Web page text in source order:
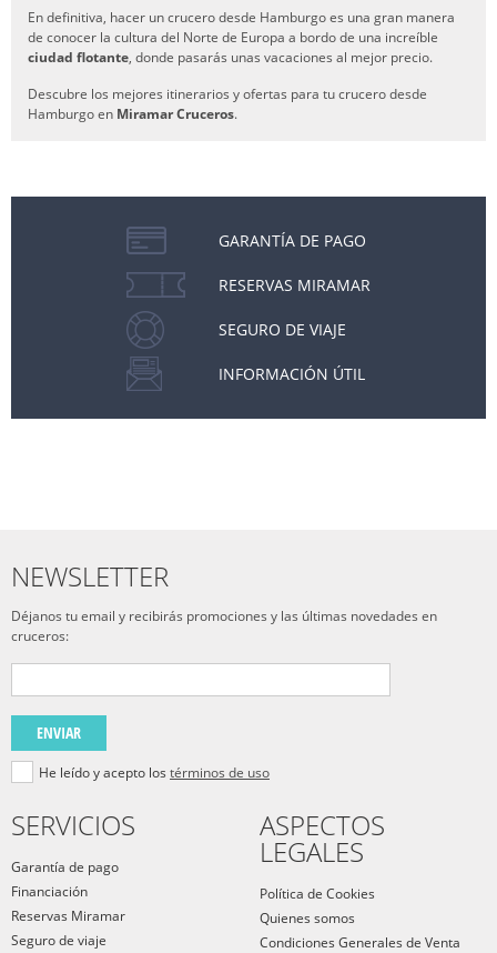
En definitiva, hacer un crucero desde Hamburgo es una gran manera
de conocer la cultura del Norte de Europa a bordo de una increíble
ciudad flotante, donde pasarás unas vacaciones al mejor precio.
Descubre los mejores itinerarios y ofertas para tu crucero desde
Hamburgo en Miramar Cruceros.
GARANTÍA DE PAGO
RESERVAS MIRAMAR
SEGURO DE VIAJE
INFORMACIÓN ÚTIL
NEWSLETTER
Déjanos tu email y recibirás promociones y las últimas novedades en
cruceros:
ENVIAR
He leído y acepto los términos de uso
SERVICIOS
Garantía de pago
Financiación
Reservas Miramar
Seguro de viaje
ASPECTOS
LEGALES
Política de Cookies
Quienes somos
Condiciones Generales de Venta